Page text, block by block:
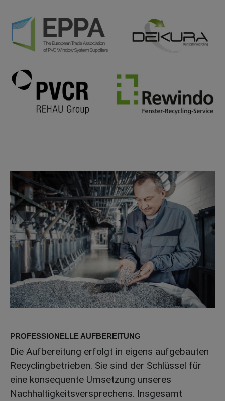
PROFESSIONELLE AUFBEREITUNG
Die Aufbereitung erfolgt in eigens aufgebauten
Recyclingbetrieben. Sie sind der Schlüssel für
eine konsequente Umsetzung unseres
Nachhaltigkeitsversprechens. Insgesamt